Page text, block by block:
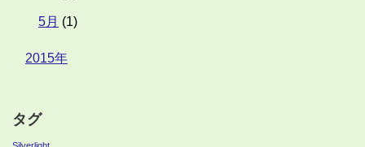
5月 (1)
2015年
タグ